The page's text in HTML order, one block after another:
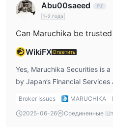
Japan, especially in securities
which could be an attractive
localized investment solutions.
Abu00saeed
1-2 года
Can Maruchika be
WikiFXОтветить
Yes, Maruchika Securities is
by Japan’s Financial
Retail Forex License. With
market. Although it primarily
Broker Issues MARUCHIKA
2025-06-26
Соединенные